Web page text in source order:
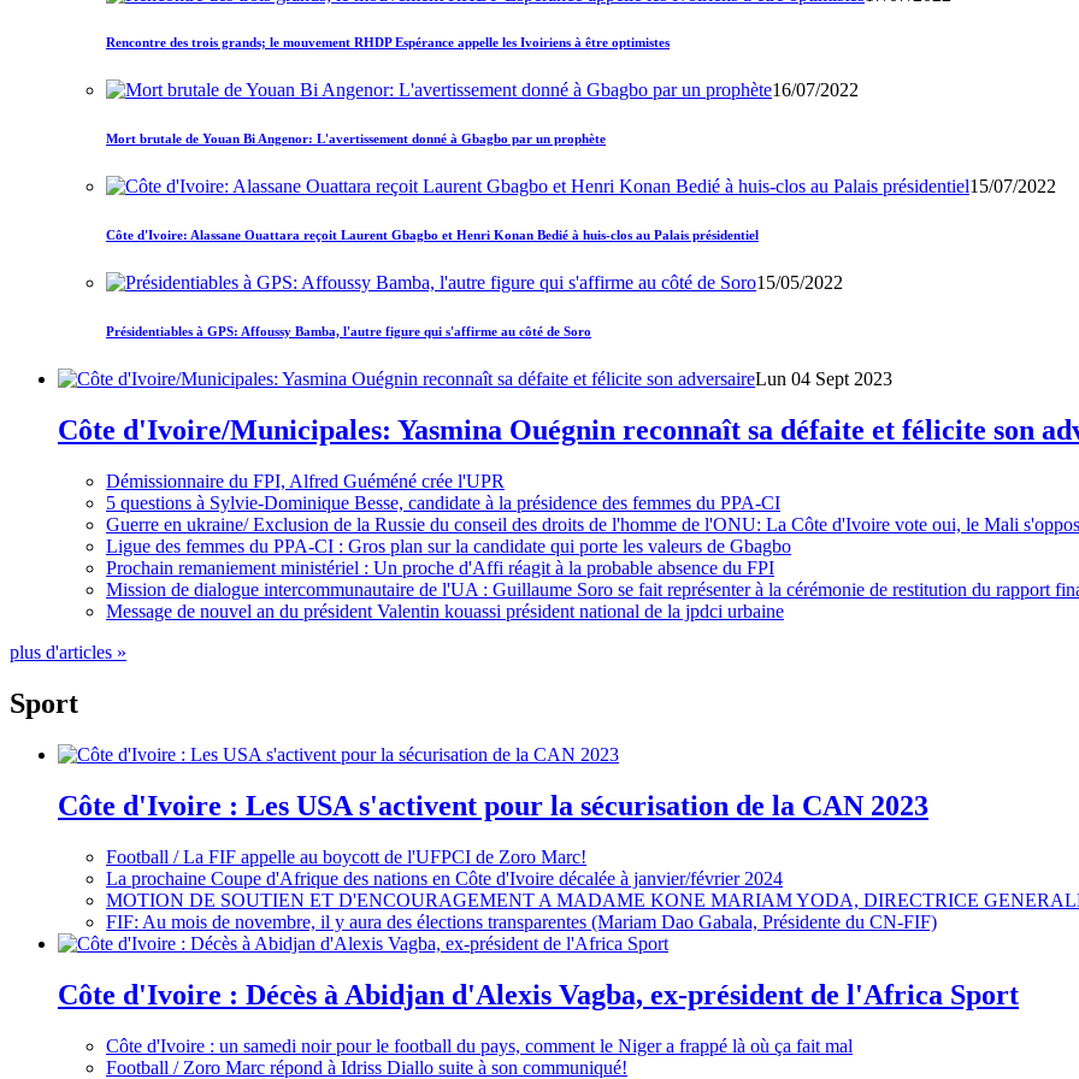
Rencontre des trois grands; le mouvement RHDP Espérance appelle les Ivoiriens à être optimistes
16/07/2022
Mort brutale de Youan Bi Angenor: L'avertissement donné à Gbagbo par un prophète
15/07/2022
Côte d'Ivoire: Alassane Ouattara reçoit Laurent Gbagbo et Henri Konan Bedié à huis-clos au Palais présidentiel
15/05/2022
Présidentiables à GPS: Affoussy Bamba, l'autre figure qui s'affirme au côté de Soro
Lun 04 Sept 2023
Côte d'Ivoire/Municipales: Yasmina Ouégnin reconnaît sa défaite et félicite son
Démissionnaire du FPI, Alfred Guéméné crée l'UPR
5 questions à Sylvie-Dominique Besse, candidate à la présidence des femmes du PPA-CI
Guerre en ukraine/ Exclusion de la Russie du conseil des droits de l'homme de l'ONU: La Côte d'Ivoire vote oui, le Mali
Ligue des femmes du PPA-CI : Gros plan sur la candidate qui porte les valeurs de Gbagbo
Prochain remaniement ministériel : Un proche d'Affi réagit à la probable absence du FPI
Mission de dialogue intercommunautaire de l'UA : Guillaume Soro se fait représenter à la cérémonie de restitution du rapport
Message de nouvel an du président Valentin kouassi président national de la jpdci urbaine
plus d'articles »
Sport
Côte d'Ivoire : Les USA s'activent pour la sécurisation de la CAN 2023
Football / La FIF appelle au boycott de l'UFPCI de Zoro Marc!
La prochaine Coupe d'Afrique des nations en Côte d'Ivoire décalée à janvier/février 2024
MOTION DE SOUTIEN ET D'ENCOURAGEMENT A MADAME KONE MARIAM YODA, DIRECTRICE
FIF: Au mois de novembre, il y aura des élections transparentes (Mariam Dao Gabala, Présidente du CN-FIF)
Côte d'Ivoire : Décès à Abidjan d'Alexis Vagba, ex-président de l'Africa Sport
Côte d'Ivoire : un samedi noir pour le football du pays, comment le Niger a frappé là où ça fait mal
Football / Zoro Marc répond à Idriss Diallo suite à son communiqué!